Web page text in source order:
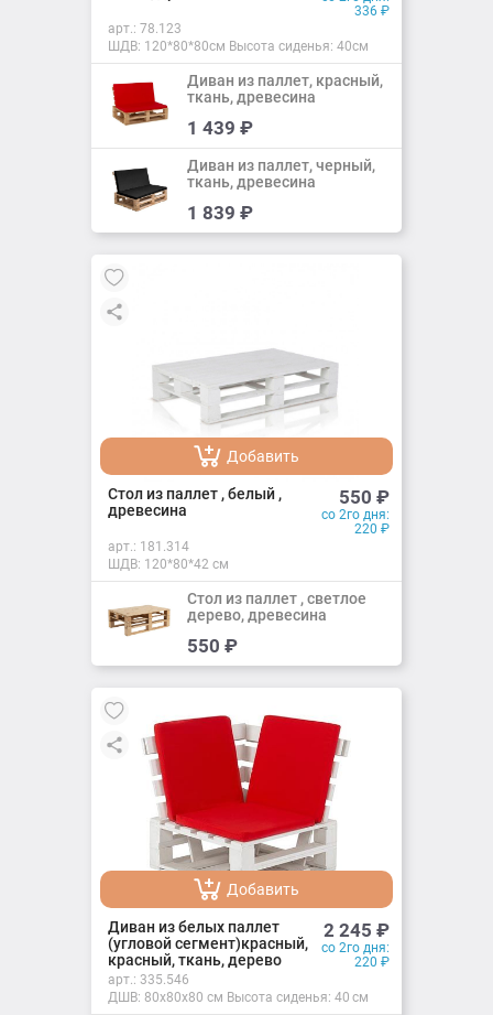
336 ₽
арт.: 78.123
ШДВ: 120*80*80см Высота сиденья: 40см
Добавить
Добавлено
Диван из паллет, красный,
ткань, древесина
1 439 ₽
Добавить
Добавлено
Диван из паллет, черный,
ткань, древесина
1 839 ₽
Добавить
Добавлено
Стол из паллет , белый ,
древесина
550 ₽
со 2го дня:
220 ₽
арт.: 181.314
ШДВ: 120*80*42 см
Добавить
Добавлено
Стол из паллет , светлое
дерево, древесина
550 ₽
Добавить
Добавлено
Диван из белых паллет
(угловой сегмент)красный,
красный, ткань, дерево
2 245 ₽
со 2го дня:
220 ₽
арт.: 335.546
ДШВ: 80х80х80 см Высота сиденья: 40 см